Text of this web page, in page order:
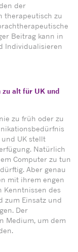
der
therapeutisch zu
Beitrag kann in
Individualisieren
zu alt für UK und
zu früh oder zu
UK stellt
Natürlich
Computer zu tun
Aber genau
mit ihrem engen
Kenntnissen des
zum Einsatz und
Der
Medium, um dem